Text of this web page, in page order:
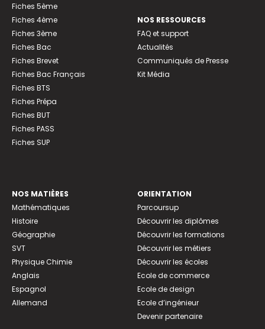
Fiches 5ème
Fiches 4ème
Fiches 3ème
Fiches Bac
Fiches Brevet
Fiches Bac Français
Fiches BTS
Fiches Prépa
Fiches BUT
Fiches PASS
Fiches SUP
NOS RESSOURCES
FAQ et support
Actualités
Communiqués de Presse
Kit Média
NOS MATIÈRES
Mathématiques
Histoire
Géographie
SVT
Physique Chimie
Anglais
Espagnol
Allemand
ORIENTATION
Parcoursup
Découvrir les diplômes
Découvrir les formations
Découvrir les métiers
Découvrir les écoles
Ecole de commerce
Ecole de design
Ecole d’ingénieur
Devenir partenaire